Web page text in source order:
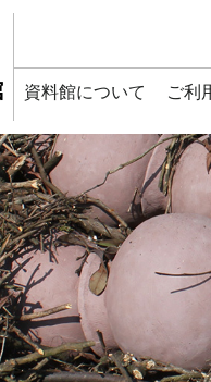
資料館について ご利